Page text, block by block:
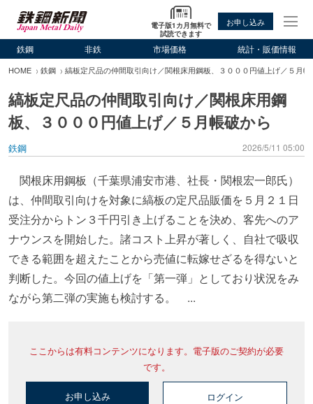
電子版1カ月無料で
試読できます
お申し込み
鉄鋼 非鉄 市場価格 統計・販価情報
HOME 鉄鋼 縞板定尺品の仲間取引向け／関根床用鋼板、３０００円値上げ／５月
縞板定尺品の仲間取引向け／関根床用鋼
板、３０００円値上げ／５月帳破から
鉄鋼 2026/5/11 05:00
関根床用鋼板（千葉県浦安市港、社長・関根宏一郎氏）
は、仲間取引向けを対象に縞板の定尺品販価を５月２１日
受注分からトン３千円引き上げることを決め、客先へのア
ナウンスを開始した。諸コスト上昇が著しく、自社で吸収
できる範囲を超えたことから売値に転嫁せざるを得ないと
判断した。今回の値上げを「第一弾」としており状況をみ
ながら第二弾の実施も検討する。 ...
ここからは有料コンテンツになります。電子版のご契約が必要
です。
お申し込み ログイン